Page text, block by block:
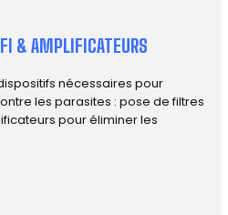
& AMPLIFICATEURS
nécessaires pour
les parasites : pose de filtres
pour éliminer les